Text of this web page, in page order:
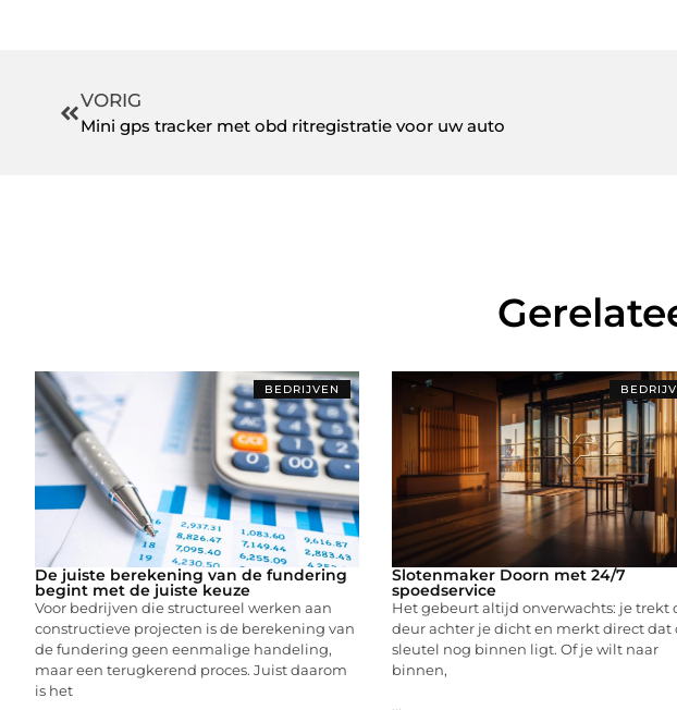
VORIG
Mini gps tracker met obd ritregistratie voor uw auto
BEDRIJVEN
De juiste berekening van de fundering
begint met de juiste keuze
Voor bedrijven die structureel werken aan
constructieve projecten is de berekening van
de fundering geen eenmalige handeling,
maar een terugkerend proces. Juist daarom
is het
Slotenmaker Doorn met 24/7
spoedservice
Het gebeurt altijd onverwachts: je trekt
deur achter je dicht en merkt direct dat
sleutel nog binnen ligt. Of je wilt naar
binnen,
...